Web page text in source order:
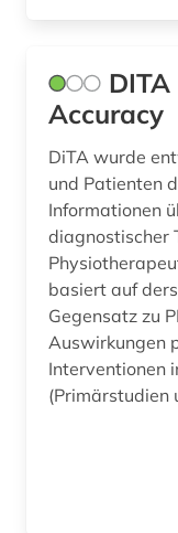
Accuracy
DiTA wurde
und Patienten
Informationen
diagnostischer
basiert auf
Gegensatz zu
Auswirkungen
Interventionen
(Primärstudien